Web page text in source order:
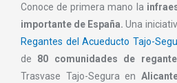
Conoce de primera mano la
importante de España.Una
Regantes del Acueducto Tajo-
de 80 comunidades de
Trasvase Tajo-Segura en